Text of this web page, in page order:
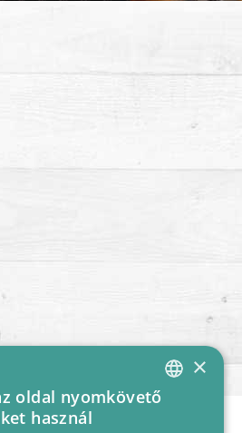
HUNGARIAN
×
oldal nyomkövető
használ